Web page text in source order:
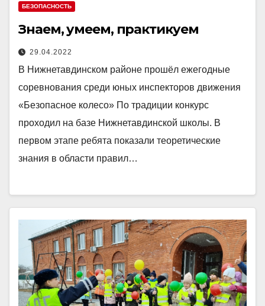
БЕЗОПАСНОСТЬ
Знаем, умеем, практикуем
29.04.2022
В Нижнетавдинском районе прошёл ежегодные
соревнования среди юных инспекторов движения
«Безопасное колесо» По традиции конкурс
проходил на базе Нижнетавдинской школы. В
первом этапе ребята показали теоретические
знания в области правил…